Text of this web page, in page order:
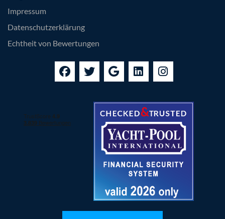
Impressum
Datenschutzerklärung
Echtheit von Bewertungen